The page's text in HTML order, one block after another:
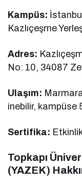
Kampüs:
Kazlıçeşme
Adres:
No: 10, 34087
Ulaşım:
inebilir, kampüse
Sertifika:
Topkapı
(YAZEK)